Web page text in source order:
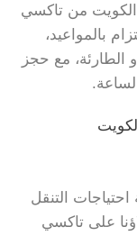
الكويت من تاكسي
بالمواعيد،
الطارئة، مع حجز
التنقل
على تاكسي